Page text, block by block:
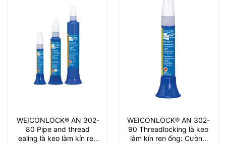
WEICONLOCK® AN 302-
80 Pipe and thread
ealing là keo làm kín ren
WEICONLOCK® AN 302-
90 Threadlocking là keo
làm kín ren ống: Cường